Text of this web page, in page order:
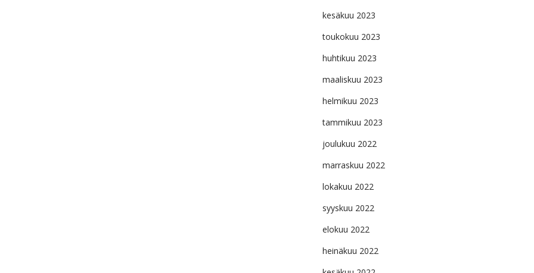
kesäkuu 2023
toukokuu 2023
huhtikuu 2023
maaliskuu 2023
helmikuu 2023
tammikuu 2023
joulukuu 2022
marraskuu 2022
lokakuu 2022
syyskuu 2022
elokuu 2022
heinäkuu 2022